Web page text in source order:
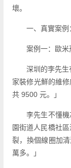
壞。
一、真實案
案例一：歐
深圳的李先
家裝修光鮮的維
共 9500 元。」
李先生不懂
園街道人民橋社
裂，換個線圈加
萬多。」